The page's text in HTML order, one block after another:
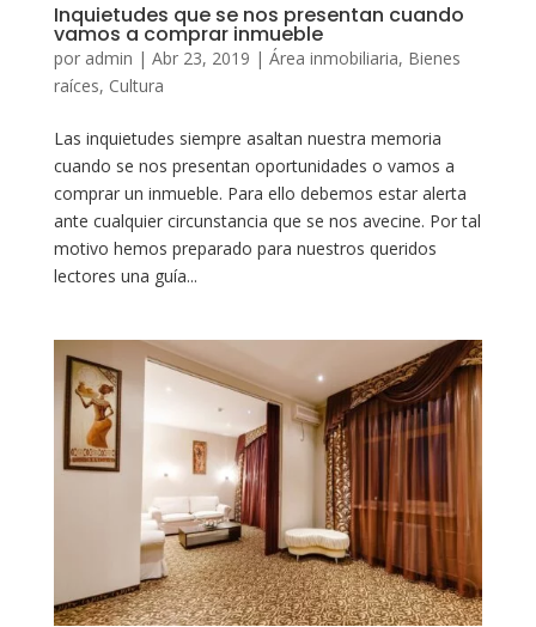
Inquietudes que se nos presentan cuando
vamos a comprar inmueble
por admin | Abr 23, 2019 | Área inmobiliaria, Bienes
raíces, Cultura
Las inquietudes siempre asaltan nuestra memoria
cuando se nos presentan oportunidades o vamos a
comprar un inmueble. Para ello debemos estar alerta
ante cualquier circunstancia que se nos avecine. Por tal
motivo hemos preparado para nuestros queridos
lectores una guía...